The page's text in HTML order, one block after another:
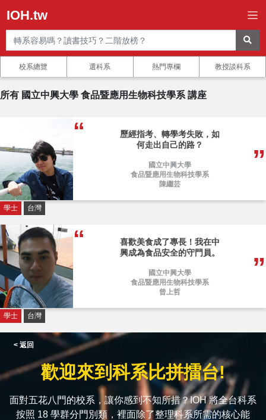
IOH.tw
校系總覽 選科系 熱門專欄 教授談科系
所有 國立中興大學 食品暨應用生物科技學系 講座
歷經指考、轉學考失敗，如
何走出自己的路？
國立中興大學
食品暨應用生物科技學系
陳繼芸
學士 台灣
喜歡美食成了專長！我在中
興成為食品安全的守門員。
國立中興大學
食品暨應用生物科技學系
曾上哲
學士 台灣
< 返回
歡迎來到科系比拼擂台!
面對五花八門的校系，讓你感到不知所措？IOH 將全台科系
按照 18 學群分門別類，裡面除了整理科系所需的核心能